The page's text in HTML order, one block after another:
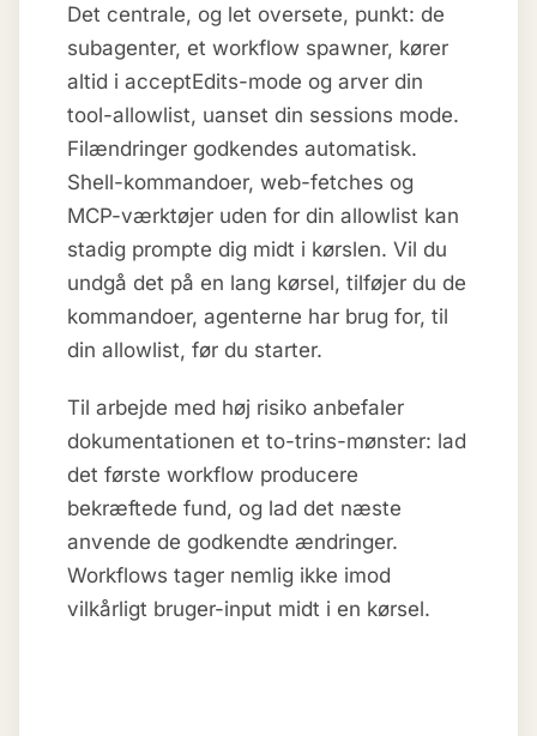
Det centrale, og let oversete, punkt: de
subagenter, et workflow spawner, kører
altid i acceptEdits-mode og arver din
tool-allowlist, uanset din sessions mode.
Filændringer godkendes automatisk.
Shell-kommandoer, web-fetches og
MCP-værktøjer uden for din allowlist kan
stadig prompte dig midt i kørslen. Vil du
undgå det på en lang kørsel, tilføjer du de
kommandoer, agenterne har brug for, til
din allowlist, før du starter.
Til arbejde med høj risiko anbefaler
dokumentationen et to-trins-mønster: lad
det første workflow producere
bekræftede fund, og lad det næste
anvende de godkendte ændringer.
Workflows tager nemlig ikke imod
vilkårligt bruger-input midt i en kørsel.